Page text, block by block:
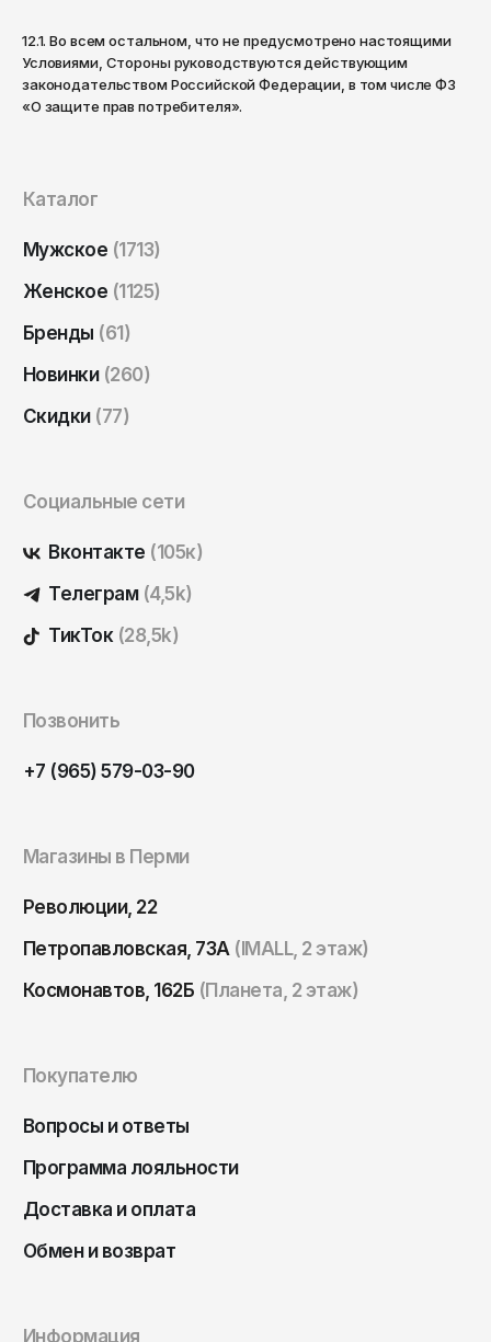
12.1. Во всем остальном, что не предусмотрено настоящими
Условиями, Стороны руководствуются действующим
законодательством Российской Федерации, в том числе ФЗ
«О защите прав потребителя».
Каталог
Мужское (1713)
Женское (1125)
Бренды (61)
Новинки (260)
Скидки (77)
Социальные сети
Вконтакте (105к)
Телеграм (4,5k)
ТикТок (28,5k)
Позвонить
+7 (965) 579-03-90
Магазины в Перми
Революции, 22
Петропавловская, 73А (IMALL, 2 этаж)
Космонавтов, 162Б (Планета, 2 этаж)
Покупателю
Вопросы и ответы
Программа лояльности
Доставка и оплата
Обмен и возврат
Информация